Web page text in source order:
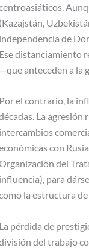
(Kazajstán,
independencia de
Ese distanciamiento
—que anteceden a la
Por el contrario, la
La
intercambios
con
del
influencia), para
la estructura
La pérdida de
del trabajo